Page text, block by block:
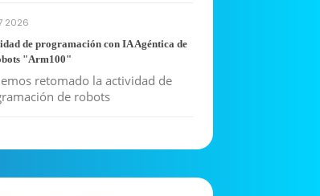
2026
de programación con IA Agéntica de
"Arm100"
retomado la actividad de
de robots